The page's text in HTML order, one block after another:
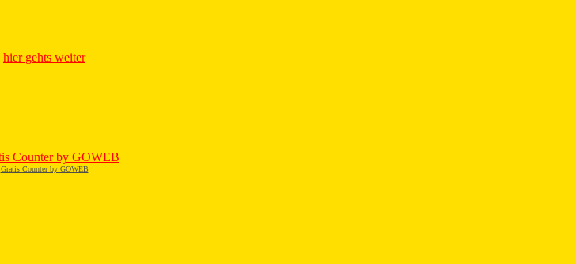
hier gehts weiter
Gratis Counter by GOWEB